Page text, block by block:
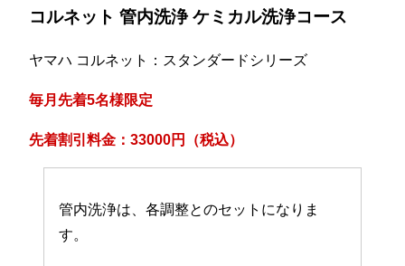
コルネット 管内洗浄 ケミカル洗浄コース
ヤマハ コルネット：スタンダードシリーズ
毎月先着5名様限定
先着割引料金：33000円（税込）
管内洗浄は、各調整とのセットになりま
す。